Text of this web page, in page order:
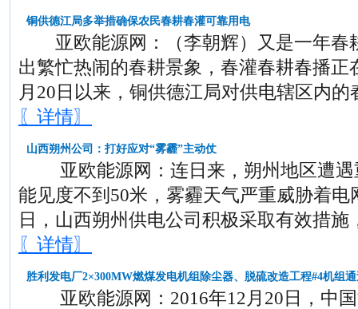
铜供德江局多举措确保农民春耕春灌可靠用电
亚欧能源网：（李朝辉）又是一年春
出繁忙热闹的春耕景象，春灌春耕春播正
月20日以来，铜供德江局对供电辖区内
〖详情〗
山西朔州公司：打好应对“雾霾”主动仗
亚欧能源网：连日来，朔州地区遭遇
能见度不到50米，雾霾天气严重威胁着
日，山西朔州供电公司积极采取有效措施
〖详情〗
胜利发电厂2×300MW燃煤发电机组除尘器、脱硫改造工程#4机组
亚欧能源网：2016年12月20日，中国